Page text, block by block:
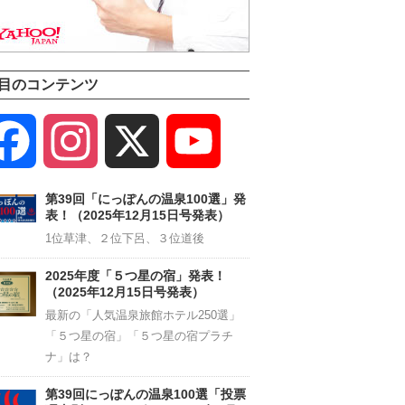
のコンテンツ
Facebook Instagram
Channel
第39回「にっぽんの温泉100選」発
表！（2025年12月15日号発表）
1位草津、２位下呂、３位道後
2025年度「５つ星の宿」発表！
（2025年12月15日号発表）
最新の「人気温泉旅館ホテル250選」
「５つ星の宿」「５つ星の宿プラチ
ナ」は？
第39回にっぽんの温泉100選「投票